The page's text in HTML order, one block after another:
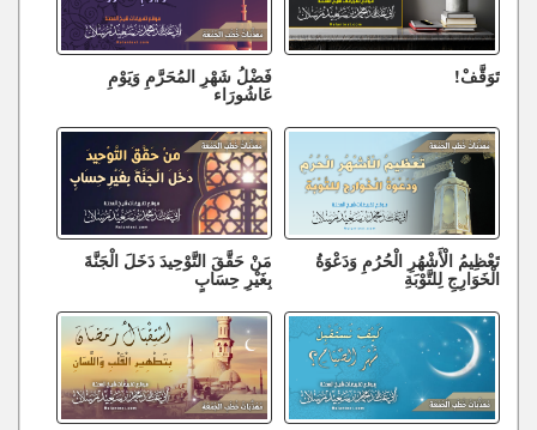
تَوَقَّفْ! فَضْلُ شَهْرِ المُحَرَّمِ وَيَوْمِ
عَاشُورَاء
تَعْظِيمُ الْأَشْهُرِ الْحُرُمِ وَدَعْوَةُ
الْخَوَارِجِ لِلتَّوْبَةِ
مَنْ حَقَّقَ التَّوْحِيدَ دَخَلَ الْجَنَّةَ
بِغَيْرِ حِسَابٍ